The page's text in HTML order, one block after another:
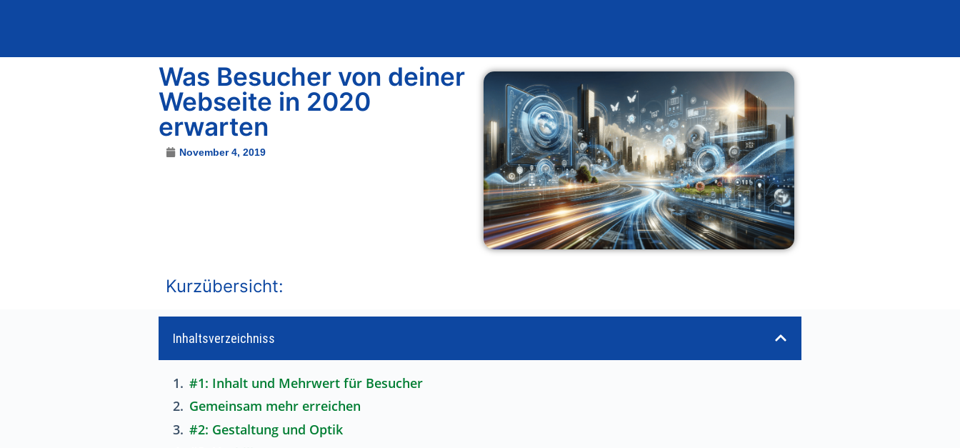
Was Besucher von deiner
Webseite in 2020
erwarten
November 4, 2019
Kurzübersicht:
Inhaltsverzeichniss
#1: Inhalt und Mehrwert für Besucher
Gemeinsam mehr erreichen
#2: Gestaltung und Optik